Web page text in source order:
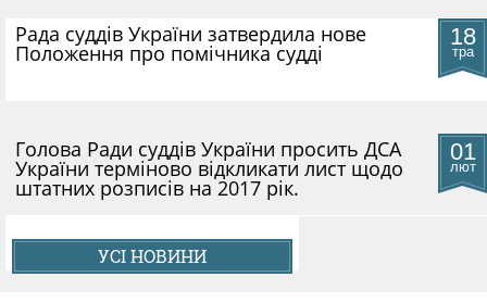
18
тра
Рада суддів України затвердила нове
Положення про помічника судді
01
лют
Голова Ради суддів України просить ДСА
України терміново відкликати лист щодо
штатних розписів на 2017 рік.
УСІ НОВИНИ